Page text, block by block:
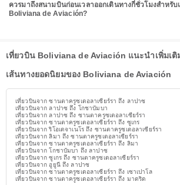
ควรมาถึงสนามบินก่อนเวลาออกเดินทางกี่ชั่วโมงสำหรับ
Boliviana de Aviación?
เที่ยวบิน Boliviana de Aviación แนะนำเพิ่มเติ
เส้นทางยอดนิยมของ Boliviana de Aviación
เที่ยวบินจาก ซานตาครูซเดอลาเซียร์รา ถึง ลาปาซ
เที่ยวบินจาก ลาปาซ ถึง โกชาบัมบา
เที่ยวบินจาก ลาปาซ ถึง ซานตาครูซเดอลาเซียร์รา
เที่ยวบินจาก ซานตาครูซเดอลาเซียร์รา ถึง ซูเกร
เที่ยวบินจาก ริโอเดจาเนโร ถึง ซานตาครูซเดอลาเซียร์รา
เที่ยวบินจาก ลิมา ถึง ซานตาครูซเดอลาเซียร์รา
เที่ยวบินจาก ซานตาครูซเดอลาเซียร์รา ถึง ลิมา
เที่ยวบินจาก โกชาบัมบา ถึง ลาปาซ
เที่ยวบินจาก ซูเกร ถึง ซานตาครูซเดอลาเซียร์รา
เที่ยวบินจาก อูยูนี ถึง ลาปาซ
เที่ยวบินจาก ซานตาครูซเดอลาเซียร์รา ถึง เซาเปาโล
เที่ยวบินจาก ซานตาครูซเดอลาเซียร์รา ถึง มาดริด